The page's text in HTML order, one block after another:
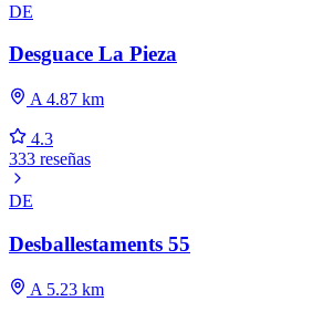
DE
Desguace La Pieza
A 4.87 km
4.3
333 reseñas
DE
Desballestaments 55
A 5.23 km